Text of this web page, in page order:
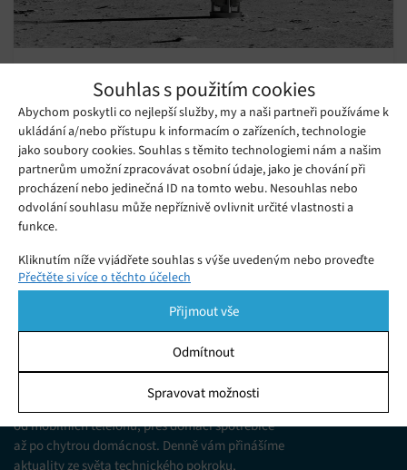
Souhlas s použitím cookies
Abychom poskytli co nejlepší služby, my a naši partneři používáme k
ukládání a/nebo přístupu k informacím o zařízeních, technologie
jako soubory cookies. Souhlas s těmito technologiemi nám a našim
partnerům umožní zpracovávat osobní údaje, jako je chování při
procházení nebo jedinečná ID na tomto webu. Nesouhlas nebo
odvolání souhlasu může nepříznivě ovlivnit určité vlastnosti a
funkce.
Kliknutím níže vyjádřete souhlas s výše uvedeným nebo proveďte
podrobnější rozhodnutí. Vaše volby budou použity pouze na tomto
pomocí přepínačů v Zásadách cookies nebo kliknutím na tlačítko
Spravovat souhlas ve spodní části obrazovky.
Ukládání a/nebo přístup k informacím v zařízení, Porozumění
publiku prostřednictvím statistik nebo kombinací údajů z
různých zdrojů.
Přečtěte si více o těchto účelech
Přijmout vše
Odmítnout
Spravovat možnosti
projektu – jaderným energetickým
systémem pro Měsíc a Mars
Středa 22. 06. 2022 Samuel
NASA a Ministerstvo energetiky Spojených států nyní přidělily
tři zajímavé zakázky třem společnostem, které se zabývají
návrhy řešení, jak na Měsíc dopravit jadernou energii.
Jsme web zajímající se o technologické novinky
od mobilních telefonů, přes domácí spotřebiče
až po chytrou domácnost. Denně vám přinášíme
aktuality ze světa technického pokroku,